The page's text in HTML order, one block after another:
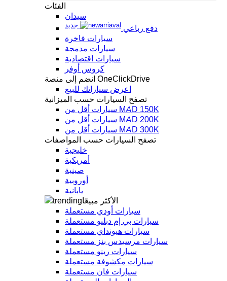
الفئات
سيدان
دفع رباعي
جديد
سيارات فاخرة
سيارات مدمجة
سيارات اقتصادية
كروس أوفر
انضم إلى منصة OneClickDrive
اعرض سياراتك للبيع
تصفح السيارات حسب الميزانية
سيارات أقل من MAD 150K
سيارات أقل من MAD 200K
سيارات أقل من MAD 300K
تصفح السيارات حسب المواصفات
خليجية
أمريكية
صينية
أوروبية
يابانية
الأكثر مبيعًا
سيارات أودي مستعملة
سيارات بي إم دبليو مستعملة
سيارات هيونداي مستعملة
سيارات مرسيدس بنز مستعملة
سيارات رينو مستعملة
سيارات مكشوفة مستعملة
سيارات فان مستعملة